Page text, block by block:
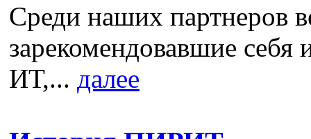
Среди наших партнеров
зарекомендовавшие себя
ИТ,... далее